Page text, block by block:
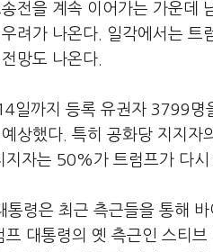
전을 계속 이어가는 가운데
려가 나온다. 일각에서는
망도 나온다.
일까지 등록 유권자 3799
상했다. 특히 공화당 지지
자는 50%가 트럼프가 다시
령은 최근 측근들을 통해
대통령의 옛 측근인 스티